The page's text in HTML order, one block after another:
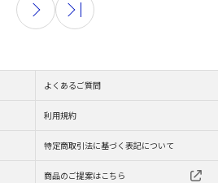
よくあるご質問
利用規約
特定商取引法に基づく表記について
商品のご提案はこちら